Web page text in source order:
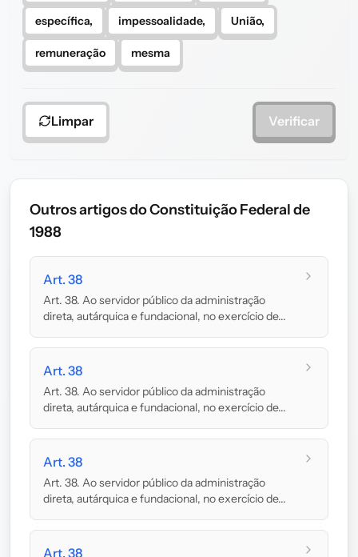
específica, impessoalidade, União,
remuneração mesma
Limpar Verificar
Outros artigos do Constituição Federal de
1988
Art. 38
Art. 38. Ao servidor público da administração
direta, autárquica e fundacional, no exercício de...
Art. 38
Art. 38. Ao servidor público da administração
direta, autárquica e fundacional, no exercício de...
Art. 38
Art. 38. Ao servidor público da administração
direta, autárquica e fundacional, no exercício de...
Art. 38